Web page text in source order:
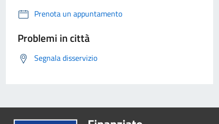
Prenota un appuntamento
Problemi in città
Segnala disservizio